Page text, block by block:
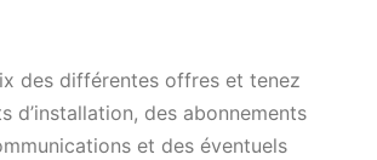
des différentes offres et tenez
d’installation, des abonnements
et des éventuels